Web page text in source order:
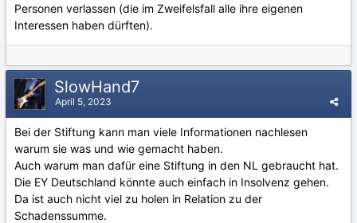
Personen verlassen (die im Zweifelsfall alle ihre eigenen
Interessen haben dürften).
SlowHand7
April 5, 2023
Bei der Stiftung kann man viele Informationen nachlesen
warum sie was und wie gemacht haben.
Auch warum man dafür eine Stiftung in den NL gebraucht hat.
Die EY Deutschland könnte auch einfach in Insolvenz gehen.
Da ist auch nicht viel zu holen in Relation zu der
Schadenssumme.